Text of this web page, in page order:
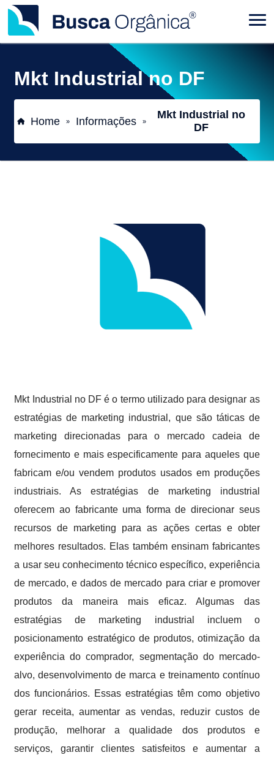
Mkt Industrial no DF
Home » Informações »
Mkt Industrial no
DF
Mkt Industrial no DF é o termo utilizado para designar as
estratégias de marketing industrial, que são táticas de
marketing direcionadas para o mercado cadeia de
fornecimento e mais especificamente para aqueles que
fabricam e/ou vendem produtos usados em produções
industriais. As estratégias de marketing industrial
oferecem ao fabricante uma forma de direcionar seus
recursos de marketing para as ações certas e obter
melhores resultados. Elas também ensinam fabricantes
a usar seu conhecimento técnico específico, experiência
de mercado, e dados de mercado para criar e promover
produtos da maneira mais eficaz. Algumas das
estratégias de marketing industrial incluem o
posicionamento estratégico de produtos, otimização da
experiência do comprador, segmentação do mercado-
alvo, desenvolvimento de marca e treinamento contínuo
dos funcionários. Essas estratégias têm como objetivo
gerar receita, aumentar as vendas, reduzir custos de
produção, melhorar a qualidade dos produtos e
serviços, garantir clientes satisfeitos e aumentar a